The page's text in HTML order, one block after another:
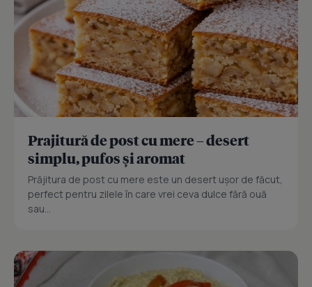
Prajitură de post cu mere – desert
simplu, pufos și aromat
Prăjitura de post cu mere este un desert ușor de făcut,
perfect pentru zilele în care vrei ceva dulce fără ouă
sau...